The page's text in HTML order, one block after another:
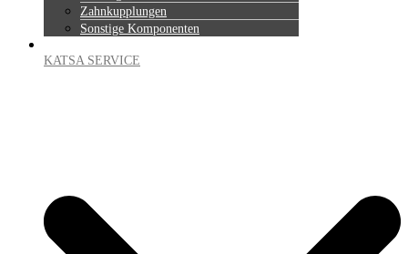
Zahnkupplungen
Sonstige Komponenten
KATSA SERVICE